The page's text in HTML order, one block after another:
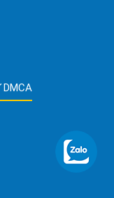
DMCA